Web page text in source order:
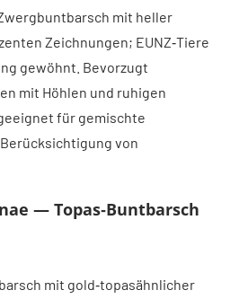
mit heller
Zeichnungen; EUNZ‑Tiere
gewöhnt. Bevorzugt
mit Höhlen und ruhigen
für gemischte
von
— Topas‑Buntbarsch
mit gold‑topasähnlicher